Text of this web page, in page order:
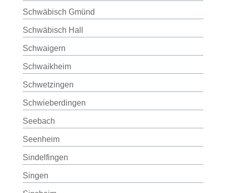
Schwäbisch Gmünd
Schwäbisch Hall
Schwaigern
Schwaikheim
Schwetzingen
Schwieberdingen
Seebach
Seenheim
Sindelfingen
Singen